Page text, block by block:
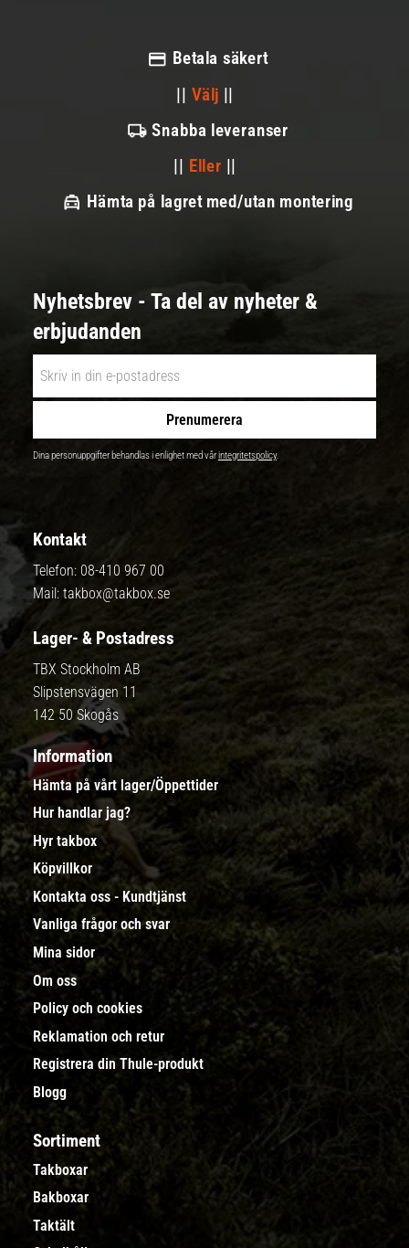
Betala säkert
|| Välj ||
Snabba leveranser
|| Eller ||
Hämta på lagret med/utan montering
Nyhetsbrev - Ta del av nyheter &
erbjudanden
Prenumerera
Dina personuppgifter behandlas i enlighet med vårintegritetspolicy.
Kontakt
Telefon: 08-410 967 00
Mail: takbox@takbox.se
Lager- & Postadress
TBX Stockholm AB
Slipstensvägen 11
142 50 Skogås
Information
Hämta på vårt lager/Öppettider
Hur handlar jag?
Hyr takbox
Köpvillkor
Kontakta oss - Kundtjänst
Vanliga frågor och svar
Mina sidor
Om oss
Policy och cookies
Reklamation och retur
Registrera din Thule-produkt
Blogg
Sortiment
Takboxar
Bakboxar
Taktält